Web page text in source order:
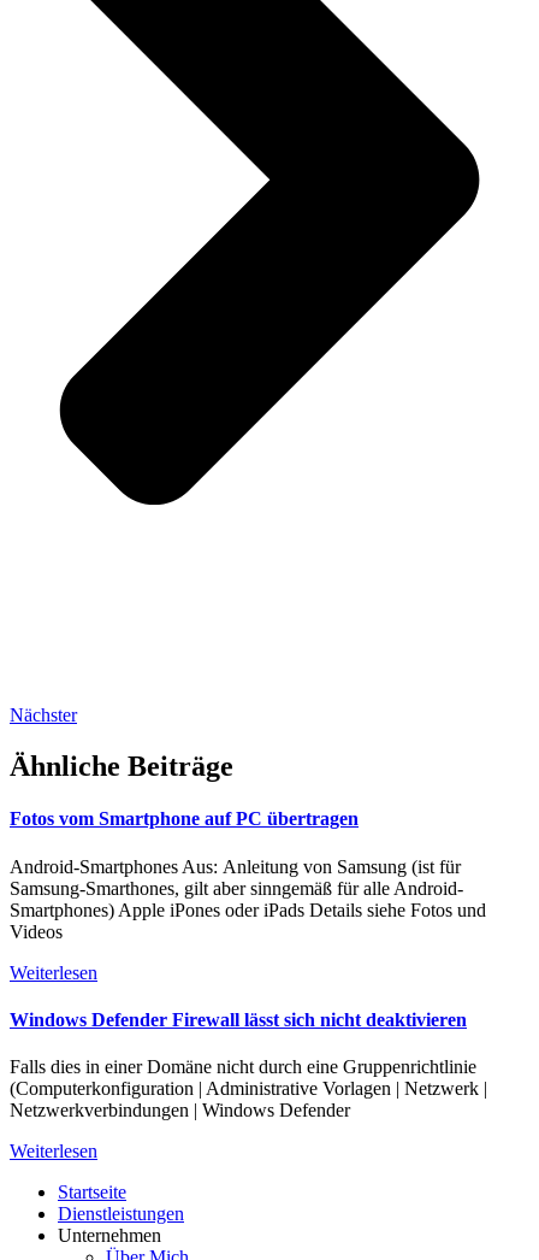
Nächster
Ähnliche Beiträge
Fotos vom Smartphone auf PC übertragen
Android-Smartphones Aus: Anleitung von Samsung (ist für
Samsung-Smarthones, gilt aber sinngemäß für alle Android-
Smartphones) Apple iPones oder iPads Details siehe Fotos und
Videos
Weiterlesen
Windows Defender Firewall lässt sich nicht deaktivieren
Falls dies in einer Domäne nicht durch eine Gruppenrichtlinie
(Computerkonfiguration | Administrative Vorlagen | Netzwerk |
Netzwerkverbindungen | Windows Defender
Weiterlesen
Startseite
Dienstleistungen
Unternehmen